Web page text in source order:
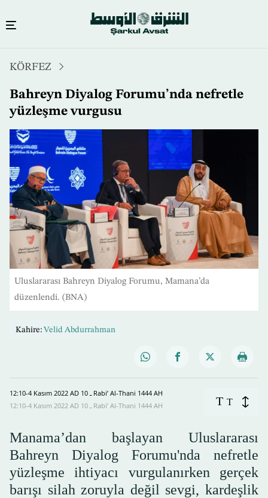
içeriğe
atla
KÖRFEZ
Bahreyn Diyalog Forumu’nda nefretle
yüzleşme vurgusu
Uluslararası Bahreyn Diyalog Forumu, Mamana’da
düzenlendi. (BNA)
Kahire: Velid Abdurrahman
12:10-4 Kasım 2022 AD ـ 10 Rabi’ Al-Thani 1444 AH
12:10-4 Kasım 2022 AD ـ 10 Rabi’ Al-Thani 1444 AH
T T
Manama’dan başlayan Uluslararası
Bahreyn Diyalog Forumu'nda nefretle
yüzleşme ihtiyacı vurgulanırken gerçek
barışı silah zoruyla değil sevgi, kardeşlik